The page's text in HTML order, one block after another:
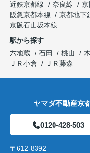
近鉄京都線
奈良線 京
阪急京都本線
京都地下
京阪石山坂本線
駅から探す
六地蔵
石田 桃山
ＪＲ小倉
ＪＲ藤森
ヤマダ不動産京
0120-428-503
〒612-8392